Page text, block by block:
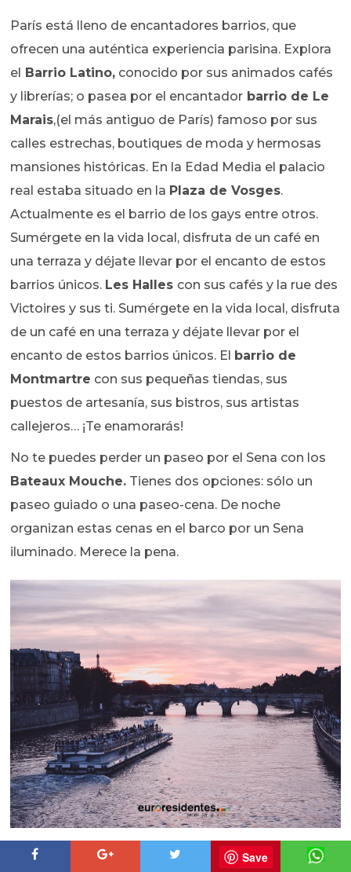
París está lleno de encantadores barrios, que
ofrecen una auténtica experiencia parisina. Explora
el Barrio Latino, conocido por sus animados cafés
y librerías; o pasea por el encantador barrio de Le
Marais,(el más antiguo de París) famoso por sus
calles estrechas, boutiques de moda y hermosas
mansiones históricas. En la Edad Media el palacio
real estaba situado en la Plaza de Vosges.
Actualmente es el barrio de los gays entre otros.
Sumérgete en la vida local, disfruta de un café en
una terraza y déjate llevar por el encanto de estos
barrios únicos. Les Halles con sus cafés y la rue des
Victoires y sus ti. Sumérgete en la vida local, disfruta
de un café en una terraza y déjate llevar por el
encanto de estos barrios únicos. El barrio de
Montmartre con sus pequeñas tiendas, sus
puestos de artesanía, sus bistros, sus artistas
callejeros… ¡Te enamorarás!
No te puedes perder un paseo por el Sena con los
Bateaux Mouche. Tienes dos opciones: sólo un
paseo guiado o una paseo-cena. De noche
organizan estas cenas en el barco por un Sena
iluminado. Merece la pena.
Save